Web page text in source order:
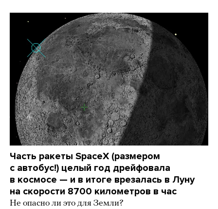
Часть ракеты SpaceX (размером
с автобус!) целый год дрейфовала
в космосе — и в итоге врезалась в Луну
на скорости 8700 километров в час
Не опасно ли это для Земли?